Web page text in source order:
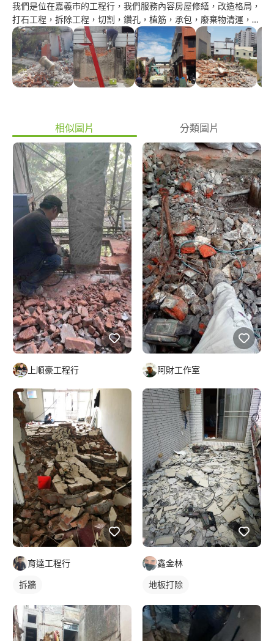
我們是位在嘉義市的工程行，我們服務內容房屋修繕，改造格局，
打石工程，拆除工程，切割，鑽孔，植筋，承包，廢棄物清運，中
南部都有在做，有需要的可以參考我們公司
相似圖片 分類圖片
上順豪工程行
育達工程行
拆牆
阿財工作室
鑫金林
地板打除